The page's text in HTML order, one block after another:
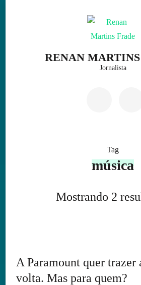
RENAN
Jornalista
Tag
música
Mostrando 2
A Paramount quer trazer
volta. Mas para quem?